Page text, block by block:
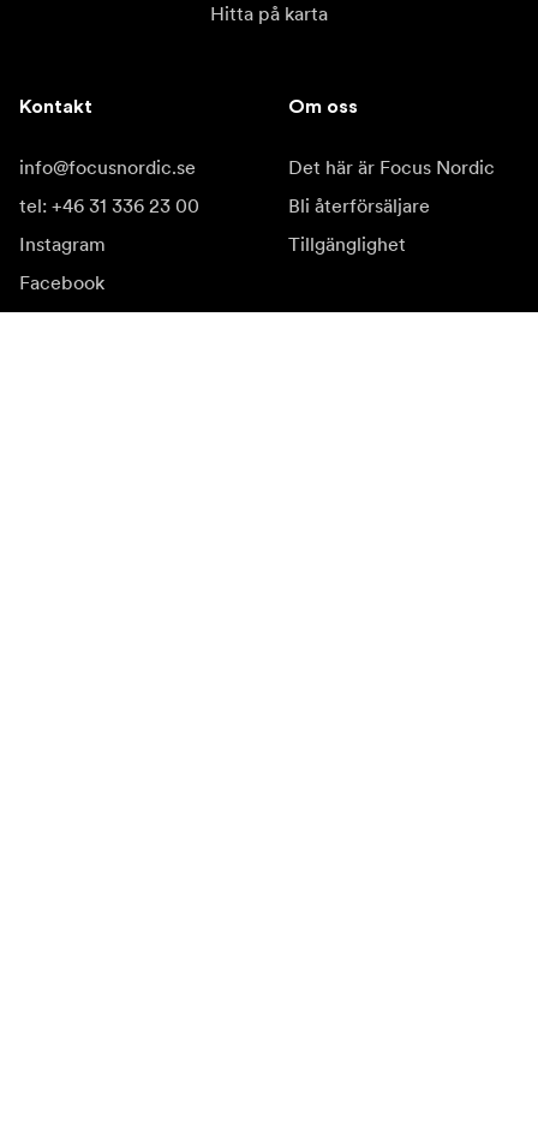
Hitta på karta
Kontakt
info@focusnordic.se
tel: +46 31 336 23 00
Instagram
Facebook
Om oss
Det här är Focus Nordic
Bli återförsäljare
Tillgänglighet